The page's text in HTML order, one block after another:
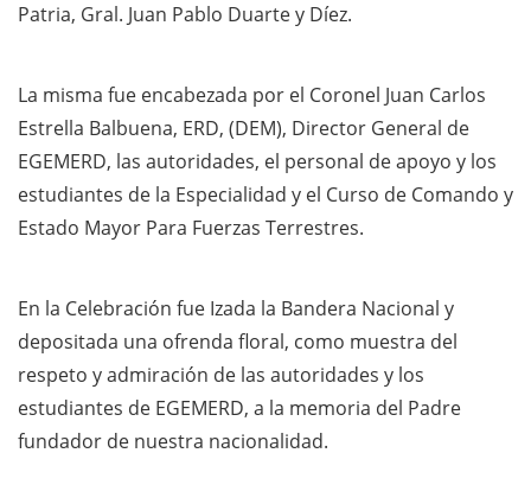
Patria, Gral. Juan Pablo Duarte y Díez.
La misma fue encabezada por el Coronel Juan Carlos
Estrella Balbuena, ERD, (DEM), Director General de
EGEMERD, las autoridades, el personal de apoyo y los
estudiantes de la Especialidad y el Curso de Comando y
Estado Mayor Para Fuerzas Terrestres.
En la Celebración fue Izada la Bandera Nacional y
depositada una ofrenda floral, como muestra del
respeto y admiración de las autoridades y los
estudiantes de EGEMERD, a la memoria del Padre
fundador de nuestra nacionalidad.